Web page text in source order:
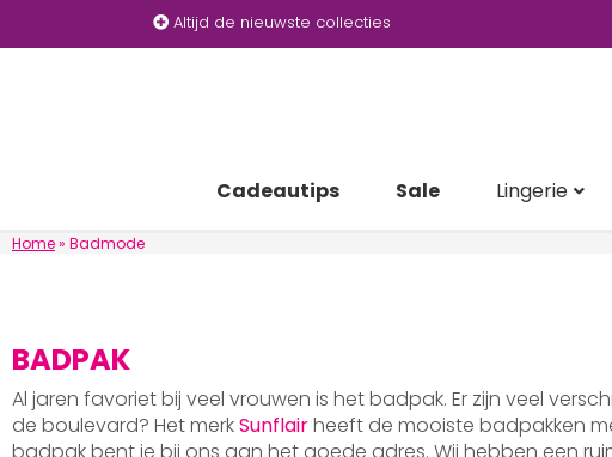
Altijd de nieuwste collecties
Cadeautips Sale Lingerie
Home» Badmode
BADPAK
Al jaren favoriet bij veel vrouwen is het badpak. Er zijn veel
de boulevard? Het merkSunflairheeft de mooiste badpakken